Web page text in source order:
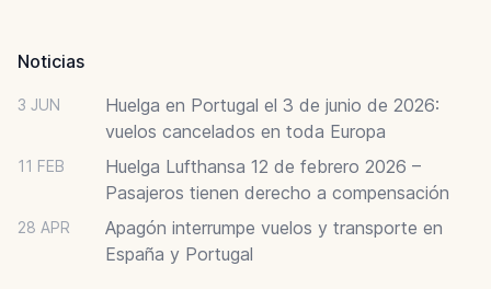
Noticias
3 JUN
Huelga en Portugal el 3 de junio de 2026:
vuelos cancelados en toda Europa
11 FEB
Huelga Lufthansa 12 de febrero 2026 –
Pasajeros tienen derecho a compensación
28 APR
Apagón interrumpe vuelos y transporte en
España y Portugal